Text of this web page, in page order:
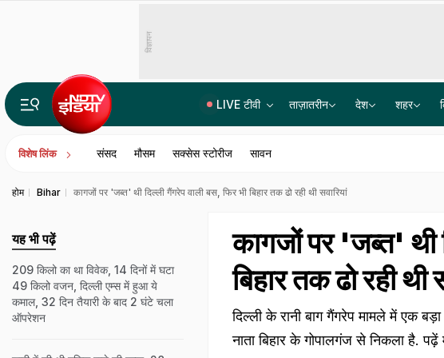
विज्ञापन
LIVE टीवी ताज़ातरीन देश शहर
विशेष लिंक संसद मौसम सक्सेस स्टोरीज सावन
होम Bihar कागजों पर 'जब्त' थी दिल्ली गैंगरेप वाली बस, फिर भी बिहार तक ढो रही थी सवारियां
कागजों पर 'जब्त' थी
बिहार तक ढो रही थी
दिल्ली के रानी बाग गैंगरेप मामले में एक
नाता बिहार के गोपालगंज से निकला है. पढ़ें
यह भी पढ़ें
209 किलो का था विवेक, 14 दिनों में घटा
49 किलो वजन, दिल्ली एम्स में हुआ ये
कमाल, 32 दिन तैयारी के बाद 2 घंटे चला
ऑपरेशन